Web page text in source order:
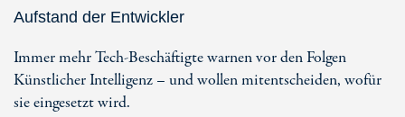
Aufstand der Entwickler
Immer mehr Tech-Beschäftigte warnen vor den Folgen
Künstlicher Intelligenz – und wollen mitentscheiden, wofür
sie eingesetzt wird.